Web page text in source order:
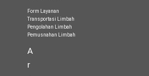
Form Layanan
Transportasi Limbah
Pengolahan Limbah
Pemusnahan Limbah
A
r